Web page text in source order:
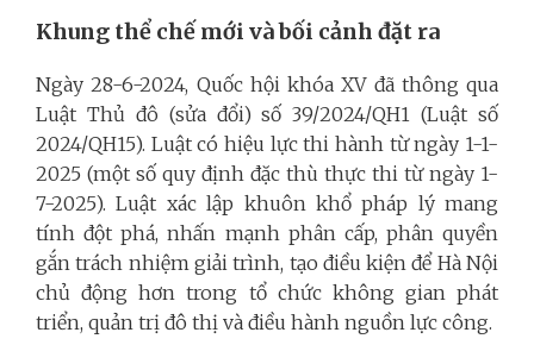
Khung thể chế mới và bối cảnh đặt ra
Ngày 28-6-2024, Quốc hội khóa XV đã thông qua
Luật Thủ đô (sửa đổi) số 39/2024/QH1 (Luật số
2024/QH15). Luật có hiệu lực thi hành từ ngày 1-1-
2025 (một số quy định đặc thù thực thi từ ngày 1-
7-2025). Luật xác lập khuôn khổ pháp lý mang
tính đột phá, nhấn mạnh phân cấp, phân quyền
gắn trách nhiệm giải trình, tạo điều kiện để Hà Nội
chủ động hơn trong tổ chức không gian phát
triển, quản trị đô thị và điều hành nguồn lực công.